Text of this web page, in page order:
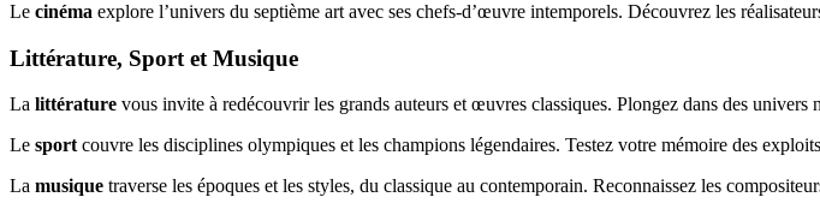
Le cinéma explore l’univers du septième art avec ses chefs-d’œuvre intemporels. Découvrez les
Littérature, Sport et Musique
La littérature vous invite à redécouvrir les grands auteurs et œuvres classiques. Plongez dans des univers
Le sportcouvre les disciplines olympiques et les champions légendaires. Testez votre mémoire des
La musique traverse les époques et les styles, du classique au contemporain. Reconnaissez les